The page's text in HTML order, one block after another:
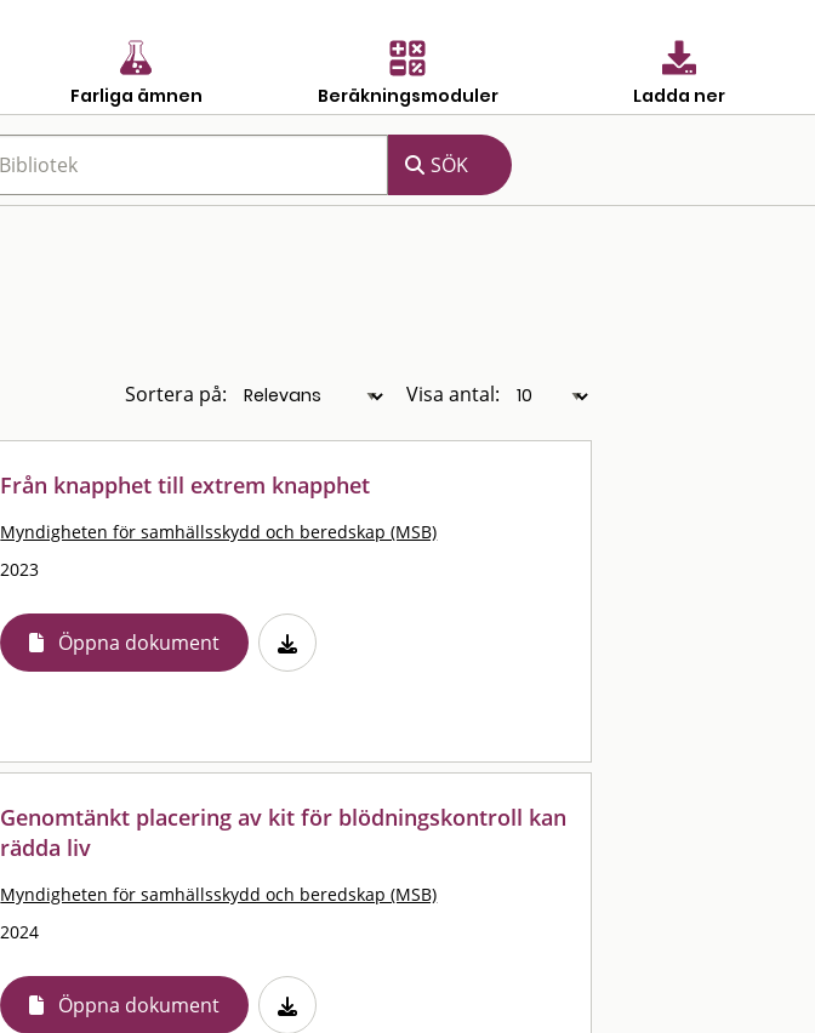
Farliga ämnen Beräkningsmoduler Ladda ner
Sortera på: Visa antal:
Från knapphet till extrem knapphet
Myndigheten för samhällsskydd och beredskap (MSB)
2023
Öppna dokument
Genomtänkt placering av kit för blödningskontroll kan
rädda liv
Myndigheten för samhällsskydd och beredskap (MSB)
2024
Öppna dokument